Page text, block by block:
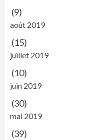
(9)
août 2019
(15)
juillet 2019
(10)
juin 2019
(30)
mai 2019
(39)